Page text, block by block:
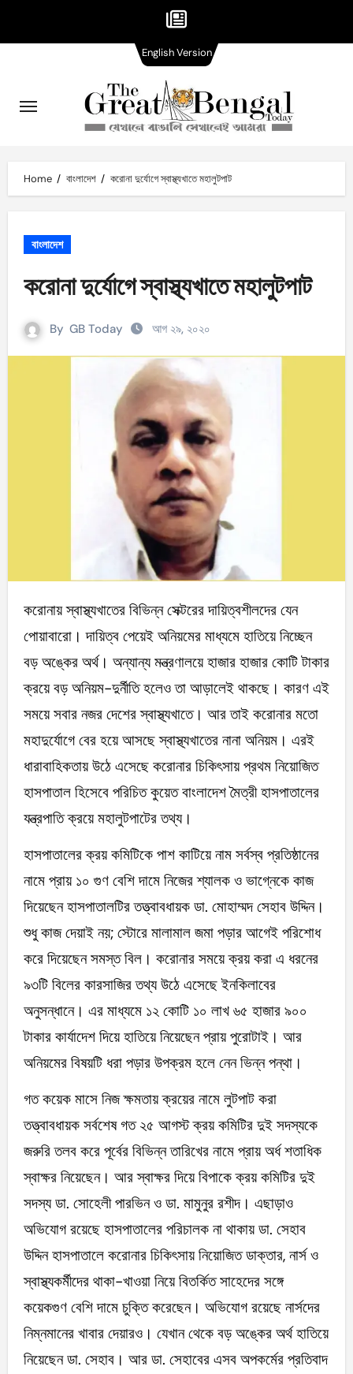
content
Home বাংলাদেশ করোনা দুর্যোগে স্বাস্থ্যখাতে মহালুটপাট
বাংলাদেশ
করোনা দুর্যোগে স্বাস্থ্যখাতে মহালুটপাট
By GB Today আগ ২৯, ২০২০
করোনায় স্বাস্থ্যখাতের বিভিন্ন সেক্টরের দায়িত্বশীলদের যেন
পোয়াবারো। দায়িত্ব পেয়েই অনিয়মের মাধ্যমে হাতিয়ে নিচ্ছেন
বড় অঙ্কের অর্থ। অন্যান্য মন্ত্রণালয়ে হাজার হাজার কোটি টাকার
ক্রয়ে বড় অনিয়ম-দুর্নীতি হলেও তা আড়ালেই থাকছে। কারণ এই
সময়ে সবার নজর দেশের স্বাস্থ্যখাতে। আর তাই করোনার মতো
মহাদুর্যোগে বের হয়ে আসছে স্বাস্থ্যখাতের নানা অনিয়ম। এরই
ধারাবাহিকতায় উঠে এসেছে করোনার চিকিৎসায় প্রথম নিয়োজিত
হাসপাতাল হিসেবে পরিচিত কুয়েত বাংলাদেশ মৈত্রী হাসপাতালের
যন্ত্রপাতি ক্রয়ে মহালুটপাটের তথ্য।
হাসপাতালের ক্রয় কমিটিকে পাশ কাটিয়ে নাম সর্বস্ব প্রতিষ্ঠানের
নামে প্রায় ১০ গুণ বেশি দামে নিজের শ্যালক ও ভাগ্নেকে কাজ
দিয়েছেন হাসপাতালটির তত্ত্বাবধায়ক ডা. মোহাম্মদ সেহাব উদ্দিন।
শুধু কাজ দেয়াই নয়; স্টোরে মালামাল জমা পড়ার আগেই পরিশোধ
করে দিয়েছেন সমস্ত বিল। করোনার সময়ে ক্রয় করা এ ধরনের
৯৩টি বিলের কারসাজির তথ্য উঠে এসেছে ইনকিলাবের
অনুসন্ধানে। এর মাধ্যমে ১২ কোটি ১০ লাখ ৬৫ হাজার ৯০০
টাকার কার্যাদেশ দিয়ে হাতিয়ে নিয়েছেন প্রায় পুরোটাই। আর
অনিয়মের বিষয়টি ধরা পড়ার উপক্রম হলে নেন ভিন্ন পন্থা।
গত কয়েক মাসে নিজ ক্ষমতায় ক্রয়ের নামে লুটপাট করা
তত্ত্বাবধায়ক সর্বশেষ গত ২৫ আগস্ট ক্রয় কমিটির দুই সদস্যকে
জরুরি তলব করে পূর্বের বিভিন্ন তারিখের নামে প্রায় অর্ধ শতাধিক
স্বাক্ষর নিয়েছেন। আর স্বাক্ষর দিয়ে বিপাকে ক্রয় কমিটির দুই
সদস্য ডা. সোহেলী পারভিন ও ডা. মামুনুর রশীদ। এছাড়াও
অভিযোগ রয়েছে হাসপাতালের পরিচালক না থাকায় ডা. সেহাব
উদ্দিন হাসপাতালে করোনার চিকিৎসায় নিয়োজিত ডাক্তার, নার্স ও
স্বাস্থ্যকর্মীদের থাকা-খাওয়া নিয়ে বিতর্কিত সাহেদের সঙ্গে
কয়েকগুণ বেশি দামে চুক্তি করেছেন। অভিযোগ রয়েছে নার্সদের
নিম্নমানের খাবার দেয়ারও। যেখান থেকে বড় অঙ্কের অর্থ হাতিয়ে
নিয়েছেন ডা. সেহাব। আর ডা. সেহাবের এসব অপকর্মের প্রতিবাদ
English VersionVersion